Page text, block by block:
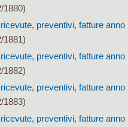
1880)
preventivi, fatture anno
1881)
preventivi, fatture anno
1882)
preventivi, fatture anno
1883)
preventivi, fatture anno